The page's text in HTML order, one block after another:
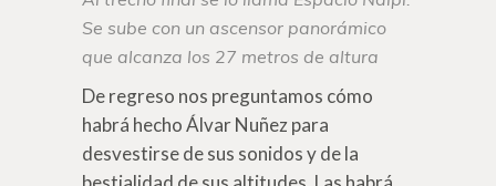
Se sube con un ascensor panorámico
que alcanza los 27 metros de altura
De regreso nos preguntamos cómo
habrá hecho Álvar Nuñez para
desvestirse de sus sonidos y de la